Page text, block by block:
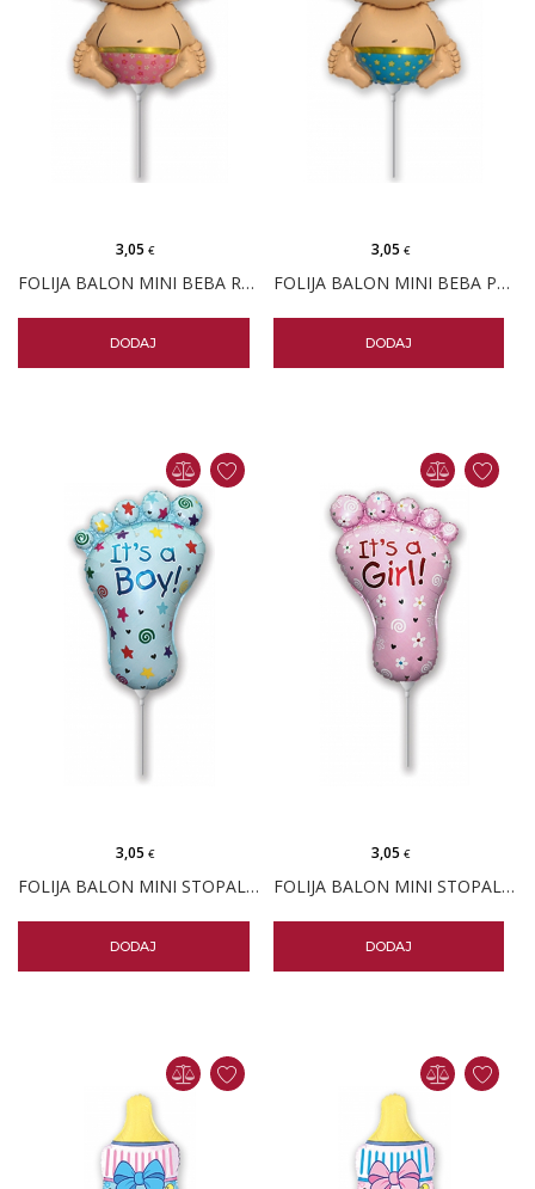
FOLIJA BALON MINI BEBA ROZA
3,05€
DODAJ
FOLIJA BALON MINI BEBA PLAVA
3,05 €
DODAJ
FOLIJA BALON MINI STOPALO PLAVO
3,05€
DODAJ
FOLIJA BALON MINI STOPALO ROZO
3,05 €
DODAJ